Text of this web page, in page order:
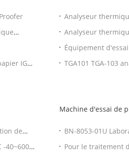
IGT-
Analyseur
températures de
Analyseur
températures de
Équipement
TGA101 TGA-103
de
40~600C
Machine d'essai de
BN-8053-01U
Pour le traitement